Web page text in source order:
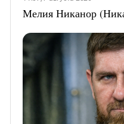
Мелия Никанор